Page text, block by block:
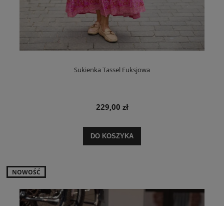
Sukienka Tassel Fuksjowa
229,00 zł
DO KOSZYKA
NOWOŚĆ